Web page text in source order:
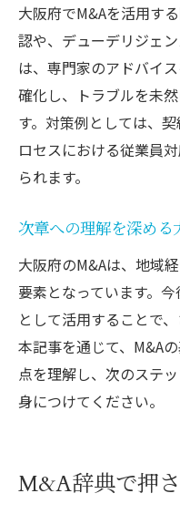
SNSで使われ
MとKの違い
フォロワー数
SNS上のM&A
ビジネス視点
大阪府視点の
辞典形式で整
ビジネス・ネ
SNS表記や用
大阪府でM&Aを活用す
認や、デューデリジェ
は、専門家のアドバイ
確化し、トラブルを未
す。対策例としては、
ロセスにおける従業員
られます。
次章への理解を深め
大阪府のM&Aは、地域
要素となっています。
として活用することで
本記事を通じて、M&A
点を理解し、次のステ
身につけてください。
M&A辞典で押